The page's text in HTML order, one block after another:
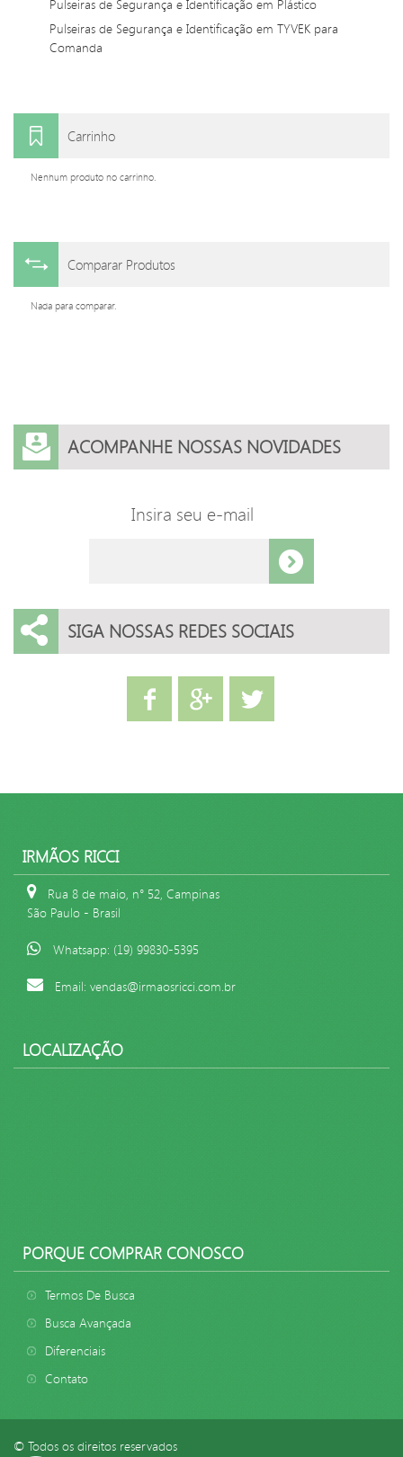
Pulseiras de Segurança e Identificação em Plástico
Pulseiras de Segurança e Identificação em TYVEK para
Comanda
Carrinho
Nenhum produto no carrinho.
Comparar Produtos
Nada para comparar.
ACOMPANHE NOSSAS NOVIDADES
Insira seu e-mail
SIGA NOSSAS REDES SOCIAIS
IRMÃOS RICCI
Rua 8 de maio, n° 52, Campinas
São Paulo - Brasil
Whatsapp: (19) 99830-5395
Email: vendas@irmaosricci.com.br
LOCALIZAÇÃO
PORQUE COMPRAR CONOSCO
Termos De Busca
Busca Avançada
Diferenciais
Contato
© Todos os direitos reservados